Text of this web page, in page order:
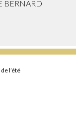
BERNARD
l’été